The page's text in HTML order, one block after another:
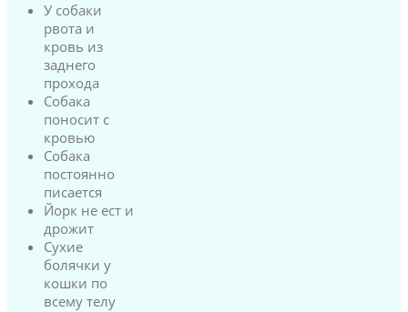
У собаки
рвота и
кровь из
заднего
прохода
Собака
поносит с
кровью
Собака
постоянно
писается
Йорк не ест и
дрожит
Сухие
болячки у
кошки по
всему телу